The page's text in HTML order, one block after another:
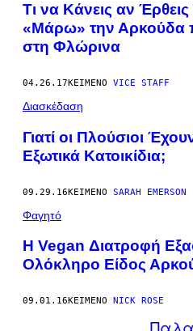
Τι να Κάνεις αν Έρθεις
«Μάρω» την Αρκούδα
στη Φλώρινα
04.26.17ΚΕΊΜΕΝΟ VICE STAFF
Διασκέδαση
Γιατί οι Πλούσιοι
Εξωτικά Κατοικίδια;
09.29.16ΚΕΊΜΕΝΟ SARAH EMERSON
Φαγητό
Η Vegan Διατροφή
Ολόκληρο Είδος
09.01.16ΚΕΊΜΕΝΟ NICK ROSE